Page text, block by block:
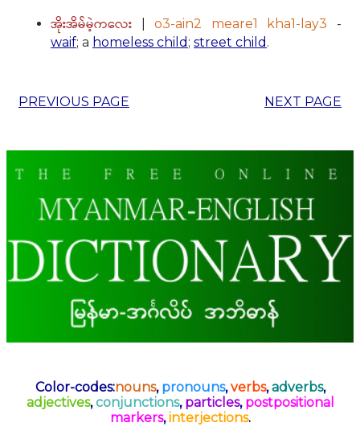
အိုးအိမ်မဲ့ကလေး |o3-ain2 meare1 kha1-lay3 -
waif; a homeless child ; street child .
PREVIOUS PAGE NEXT PAGE
Color-codes:nouns, pronouns,verbs,adverbs,
adjectives,conjunctions, particles, postpositional
markers,interjections.